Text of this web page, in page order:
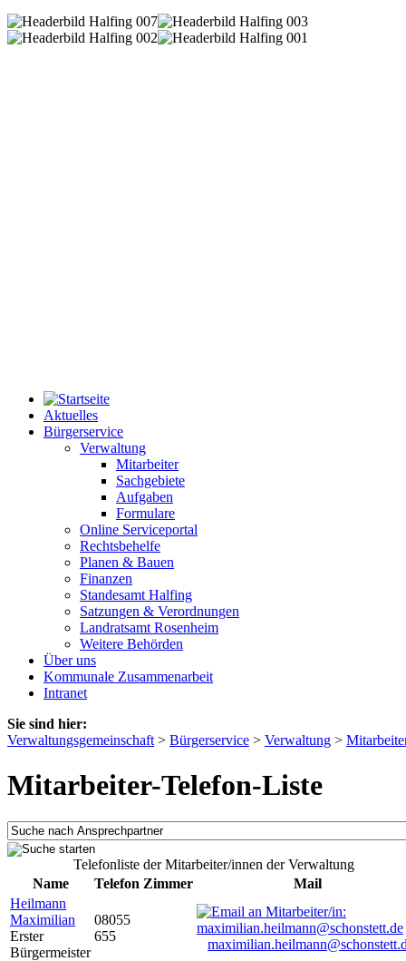
Aktuelles
Bürgerservice
Verwaltung
Mitarbeiter
Sachgebiete
Aufgaben
Formulare
Online Serviceportal
Rechtsbehelfe
Planen & Bauen
Finanzen
Standesamt Halfing
Satzungen & Verordnungen
Landratsamt Rosenheim
Weitere Behörden
Über uns
Kommunale Zusammenarbeit
Intranet
Sie sind hier:
Verwaltungsgemeinschaft > Bürgerservice > Verwaltung >
Mitarbeiter-Telefon-Liste
Telefonliste der Mitarbeiter/innen der Verwaltung
Name
Telefon Zimmer
Mail
Heilmann
Maximilian
Erster
Bürgermeister
08055
655